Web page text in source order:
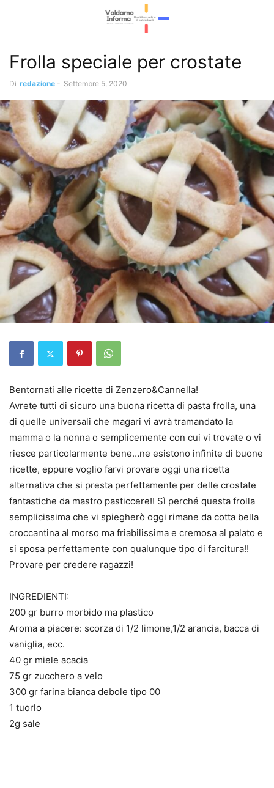
Frolla speciale per crostate
Di redazione - Settembre 5, 2020
Bentornati alle ricette di Zenzero&Cannella!
Avrete tutti di sicuro una buona ricetta di pasta frolla, una
di quelle universali che magari vi avrà tramandato la
mamma o la nonna o semplicemente con cui vi trovate o vi
riesce particolarmente bene…ne esistono infinite di buone
ricette, eppure voglio farvi provare oggi una ricetta
alternativa che si presta perfettamente per delle crostate
fantastiche da mastro pasticcere!! Sì perché questa frolla
semplicissima che vi spiegherò oggi rimane da cotta bella
croccantina al morso ma friabilissima e cremosa al palato e
si sposa perfettamente con qualunque tipo di farcitura!!
Provare per credere ragazzi!
INGREDIENTI:
200 gr burro morbido ma plastico
Aroma a piacere: scorza di 1/2 limone,1/2 arancia, bacca di
vaniglia, ecc.
40 gr miele acacia
75 gr zucchero a velo
300 gr farina bianca debole tipo 00
1 tuorlo
2g sale